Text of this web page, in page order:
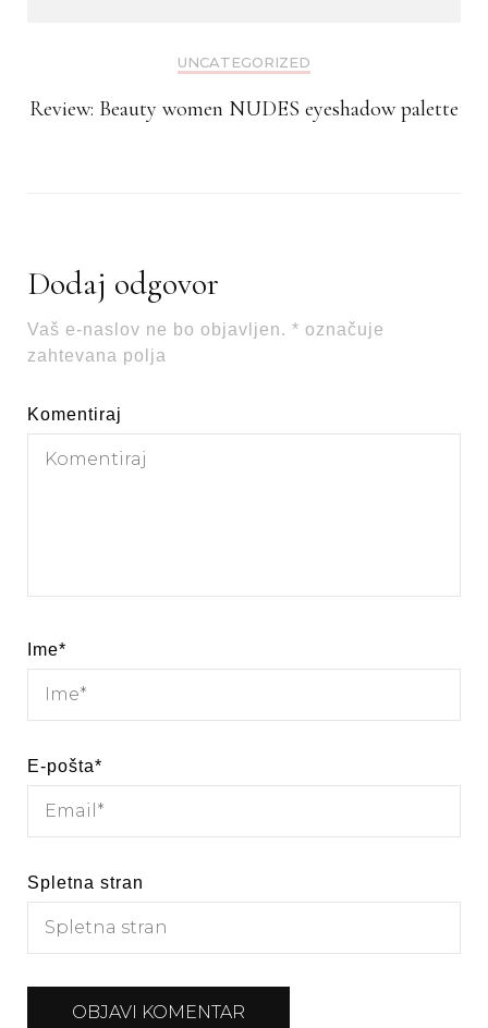
UNCATEGORIZED
Review: Beauty women NUDES eyeshadow palette
Dodaj odgovor
Vaš e-naslov ne bo objavljen. * označuje
zahtevana polja
Komentiraj
Ime*
E-pošta*
Spletna stran